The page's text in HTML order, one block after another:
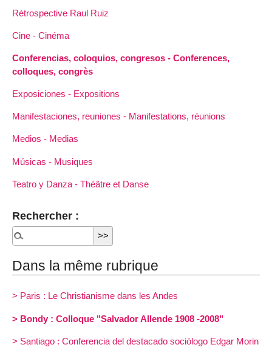
Rétrospective Raul Ruiz
Cine - Cinéma
Conferencias, coloquios, congresos - Conferences,
colloques, congrès
Exposiciones - Expositions
Manifestaciones, reuniones - Manifestations, réunions
Medios - Medias
Músicas - Musiques
Teatro y Danza - Théâtre et Danse
Rechercher :
Dans la même rubrique
> Paris : Le Christianisme dans les Andes
> Bondy : Colloque "Salvador Allende 1908 -2008"
> Santiago : Conferencia del destacado sociólogo Edgar Morin